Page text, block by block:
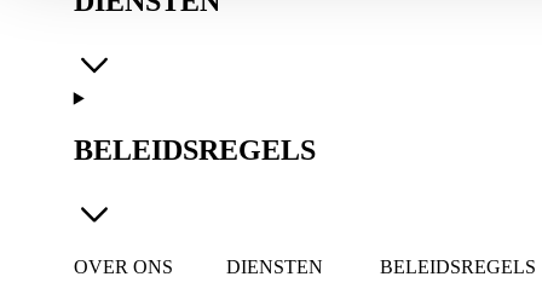
BELEIDSREGELS
OVER ONS
DIENSTEN
BELEIDSREGELS